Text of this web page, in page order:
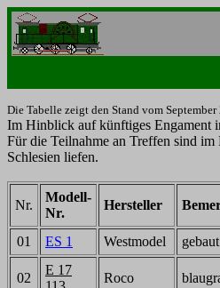
Die Tabelle zeigt den Stand vom September
Im Hinblick auf künftiges Engament
Für die Teilnahme an Treffen sind
Schlesien liefen.
Nr.
Modell-
Nr.
Hersteller
01 ES 1 Westmodel
02
E 17
Roco